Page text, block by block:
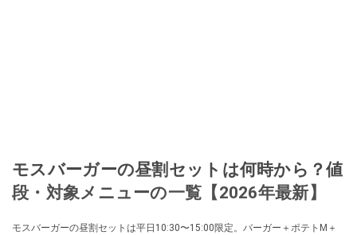
モスバーガーの昼割セットは何時から？値
段・対象メニューの一覧【2026年最新】
モスバーガーの昼割セットは平日10:30〜15:00限定。バーガー＋ポテトM＋